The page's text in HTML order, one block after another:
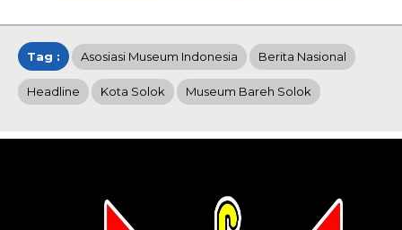
Tag : Asosiasi Museum Indonesia Berita Nasional
Headline Kota Solok Museum Bareh Solok